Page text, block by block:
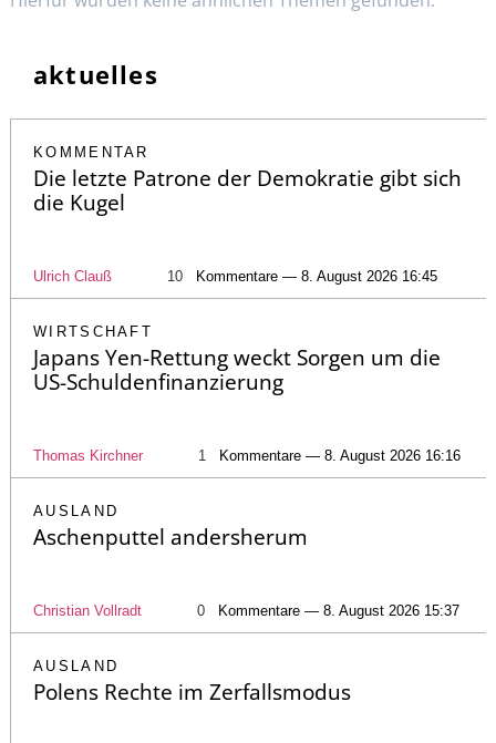
aktuelles
KOMMENTAR
Die letzte Patrone der Demokratie gibt sich
die Kugel
Ulrich Clauß 10 Kommentare — 8. August 2026 16:45
WIRTSCHAFT
Japans Yen-Rettung weckt Sorgen um die
US-Schuldenfinanzierung
Thomas Kirchner 1 Kommentare — 8. August 2026 16:16
AUSLAND
Aschenputtel andersherum
Christian Vollradt 0 Kommentare — 8. August 2026 15:37
AUSLAND
Polens Rechte im Zerfallsmodus